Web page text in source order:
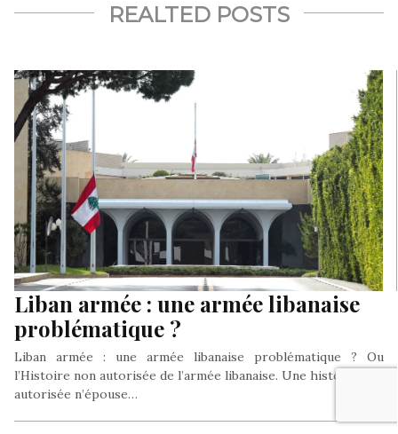
REALTED POSTS
Liban armée : une armée libanaise
problématique ?
Liban armée : une armée libanaise problématique ? Ou
l’Histoire non autorisée de l’armée libanaise. Une histoire non
autorisée n’épouse…